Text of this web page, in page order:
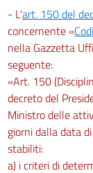
- L'art. 150 del
concernente «
nella Gazzetta
seguente:
«Art. 150
decreto del
Ministro delle
giorni dalla data
stabiliti:
a) i criteri di